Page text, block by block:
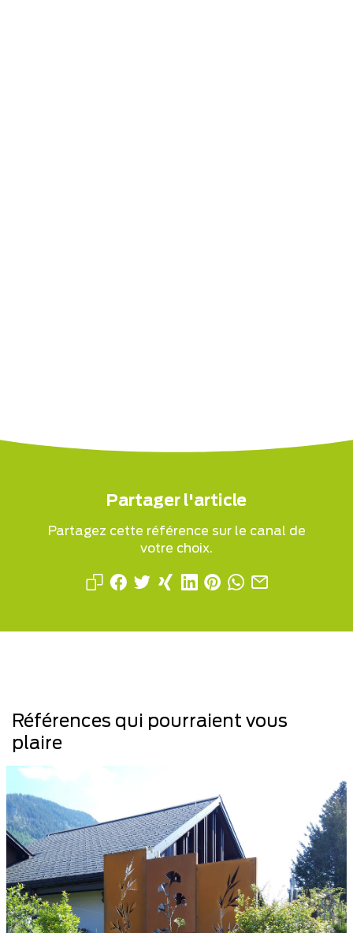
Partager l'article
Partagez cette référence sur le canal de
votre choix.
Références qui pourraient vous
plaire